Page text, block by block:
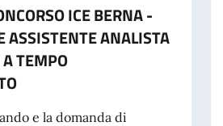
ICE BERNA -
ASSISTENTE ANALISTA
TEMPO
e la domanda di